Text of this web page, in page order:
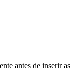
antes de inserir as